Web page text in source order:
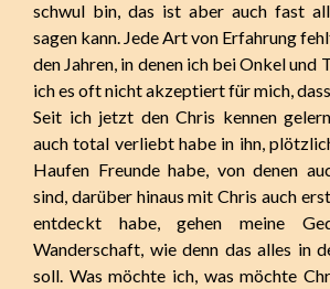
schwul bin, das ist aber auch fast
sagen kann. Jede Art von Erfahrung
den Jahren, in denen ich bei Onkel und
ich es oft nicht akzeptiert für mich, dass
Seit ich jetzt den Chris kennen
auch total verliebt habe in ihn,
Haufen Freunde habe, von denen
sind, darüber hinaus mit Chris auch
entdeckt habe, gehen meine
Wanderschaft, wie denn das alles in
soll. Was möchte ich, was möchte